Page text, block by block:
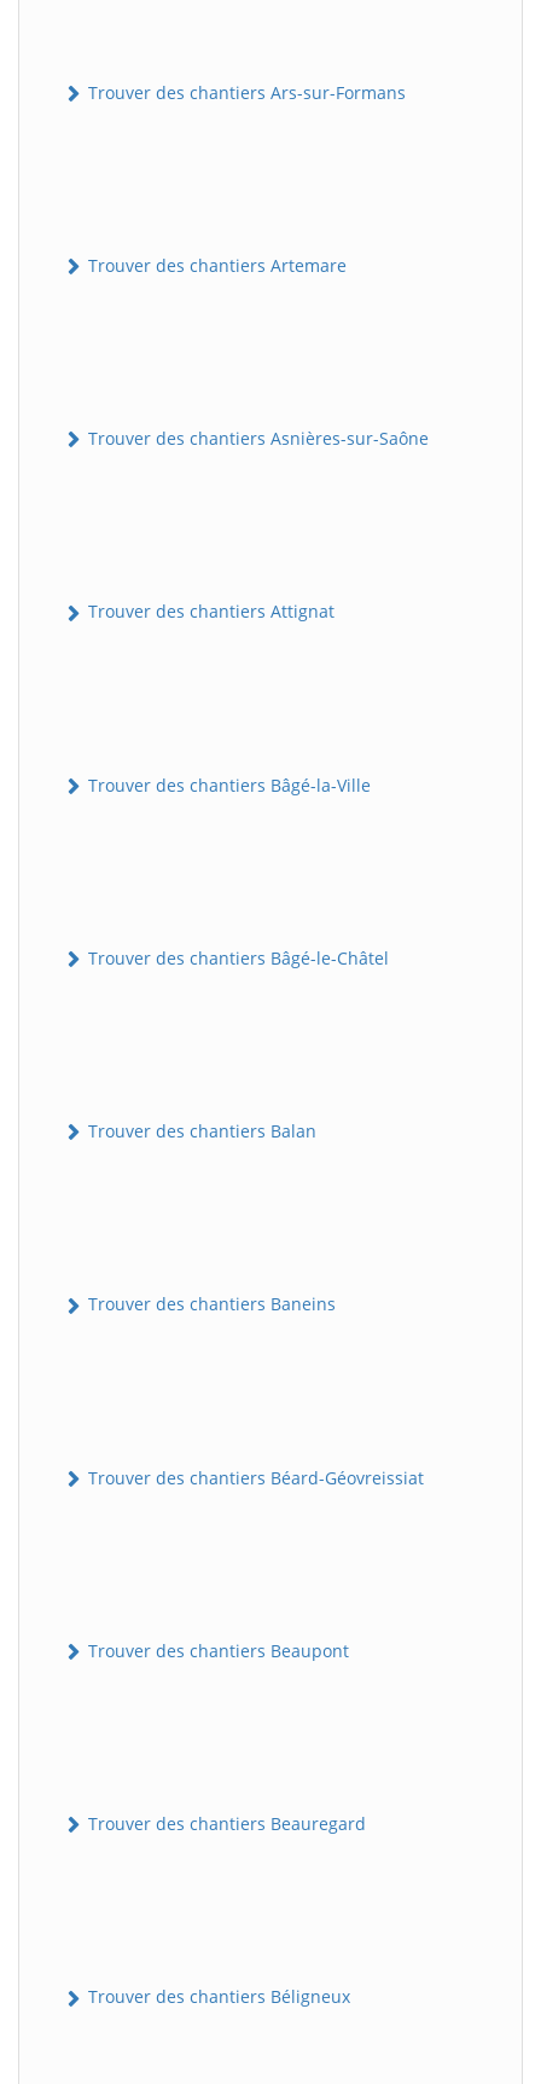
Trouver des chantiers Ars-sur-Formans
Trouver des chantiers Artemare
Trouver des chantiers Asnières-sur-Saône
Trouver des chantiers Attignat
Trouver des chantiers Bâgé-la-Ville
Trouver des chantiers Bâgé-le-Châtel
Trouver des chantiers Balan
Trouver des chantiers Baneins
Trouver des chantiers Béard-Géovreissiat
Trouver des chantiers Beaupont
Trouver des chantiers Beauregard
Trouver des chantiers Béligneux